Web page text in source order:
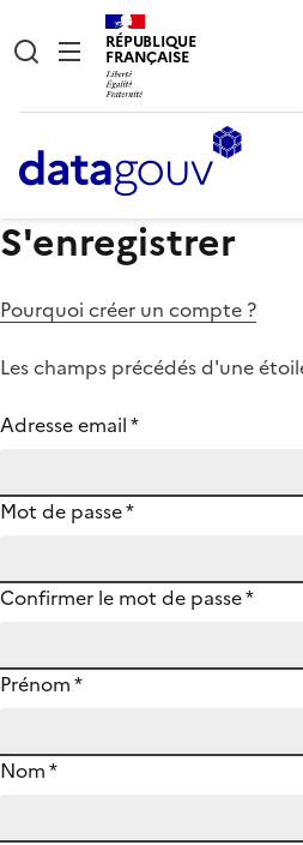
RÉPUBLIQUE
FRANÇAISE
S'enregistrer
Pourquoi créer un compte ?
Les champs précédés d'une
Adresse email*
Mot de passe*
Confirmer le mot de passe*
Prénom*
Nom*